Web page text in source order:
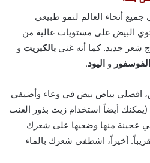
أنحاء العالم لنمو طبيعي
البيض على مستويات عالية من
شعر جديد. كما أنه غني بالكبريت و
الفوسفور و اليود.
افصلي بياض بيض في وعاء وأضيفي
أيضاً استخدام زيت بذور العنب
عجينة منها وضعيها على شعرك
لمدة 20 دقيقة تقريباً. أخيراً، اشطفي شعرك بالماء